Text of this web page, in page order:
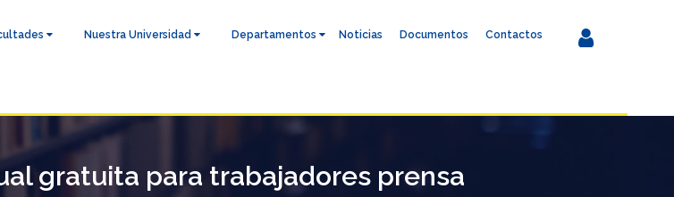
Nuestra Universidad Departamentos Noticias Documentos Contactos
gratuita para trabajadores prensa